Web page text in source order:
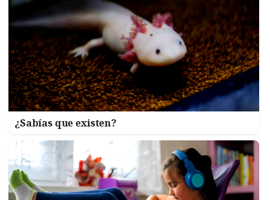
¿Sabías que existen?